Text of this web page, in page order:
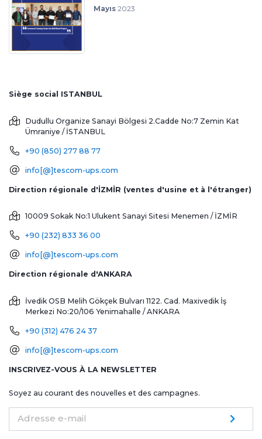
Mayıs2023
Siège social ISTANBUL
Dudullu Organize Sanayi Bölgesi 2.Cadde No:7 Zemin Kat
Ümraniye / İSTANBUL
+90 (850) 277 88 77
info[@]tescom-ups.com
Direction régionale d'İZMİR (ventes d'usine et à l'étranger)
10009 Sokak No:1 Ulukent Sanayi Sitesi Menemen / İZMİR
+90 (232) 833 36 00
info[@]tescom-ups.com
Direction régionale d'ANKARA
İvedik OSB Melih Gökçek Bulvarı 1122. Cad. Maxivedik İş
Merkezi No:20/106 Yenimahalle / ANKARA
+90 (312) 476 24 37
info[@]tescom-ups.com
INSCRIVEZ-VOUS À LA NEWSLETTER
Soyez au courant des nouvelles et des campagnes.
Adresse e-mail